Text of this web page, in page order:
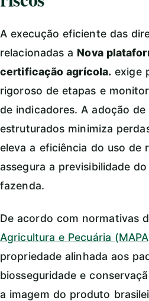
A execução eficiente das
relacionadas a Nova
certificação agrícola. exige
rigoroso de etapas e
de indicadores. A adoção de
estruturados minimiza
eleva a eficiência do uso de
assegura a previsibilidade
fazenda.
De acordo com normativas
Agricultura e Pecuária
propriedade alinhada aos
biosseguridade e
a imagem do produto